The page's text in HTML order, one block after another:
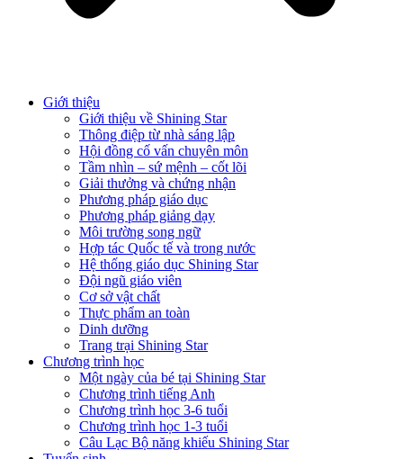
Giới thiệu
Giới thiệu về Shining Star
Thông điệp từ nhà sáng lập
Hội đồng cố vấn chuyên môn
Tầm nhìn – sứ mệnh – cốt lõi
Giải thưởng và chứng nhận
Phương pháp giáo dục
Phương pháp giảng dạy
Môi trường song ngữ
Hợp tác Quốc tế và trong nước
Hệ thống giáo dục Shining Star
Đội ngũ giáo viên
Cơ sở vật chất
Thực phẩm an toàn
Dinh dưỡng
Trang trại Shining Star
Chương trình học
Một ngày của bé tại Shining Star
Chương trình tiếng Anh
Chương trình học 3-6 tuổi
Chương trình học 1-3 tuổi
Câu Lạc Bộ năng khiếu Shining Star